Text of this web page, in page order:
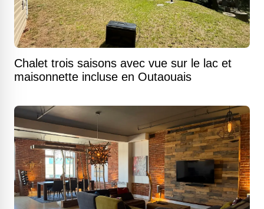
Chalet trois saisons avec vue sur le lac et
maisonnette incluse en Outaouais